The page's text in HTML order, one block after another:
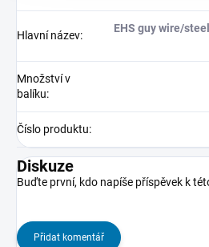
Hlavní název:
EHS guy wire/
Množství v
balíku:
Číslo produktu:
Diskuze
Buďte první, kdo napíše příspěvek k
Přidat komentář